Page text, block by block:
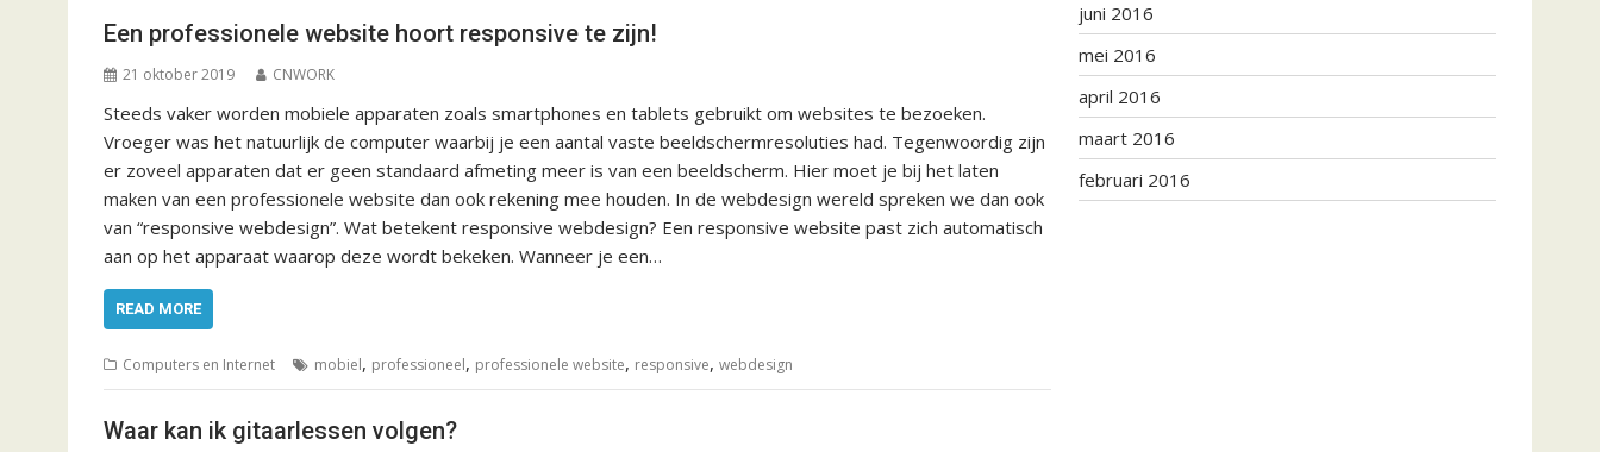
Een professionele website hoort responsive te zijn!
21 oktober 2019 CNWORK
Steeds vaker worden mobiele apparaten zoals smartphones en tablets gebruikt om websites te bezoeken.
Vroeger was het natuurlijk de computer waarbij je een aantal vaste beeldschermresoluties had. Tegenwoordig zijn
er zoveel apparaten dat er geen standaard afmeting meer is van een beeldscherm. Hier moet je bij het laten
maken van een professionele website dan ook rekening mee houden. In de webdesign wereld spreken we dan ook
van “responsive webdesign”. Wat betekent responsive webdesign? Een responsive website past zich automatisch
aan op het apparaat waarop deze wordt bekeken. Wanneer je een…
READ MORE
Computers en Internet mobiel, professioneel, professionele website, responsive, webdesign
Waar kan ik gitaarlessen volgen?
juni 2016
mei 2016
april 2016
maart 2016
februari 2016